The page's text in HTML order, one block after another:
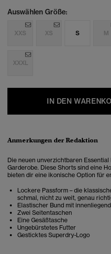
Auswählen Größe:
XXS XS S M
XXXL
IN DEN
Anmerkungen der Redaktion
Die neuen unverzichtbaren
Garderobe. Diese Shorts sind eine
bieten dir eine ikonische Option für
Lockere Passform – die
schmal, nicht zu weit, genau
Elastischer Bund mit
Zwei Seitentaschen
Eine Gesäßtasche
Ungebürstetes Futter
Gesticktes Superdry-Logo